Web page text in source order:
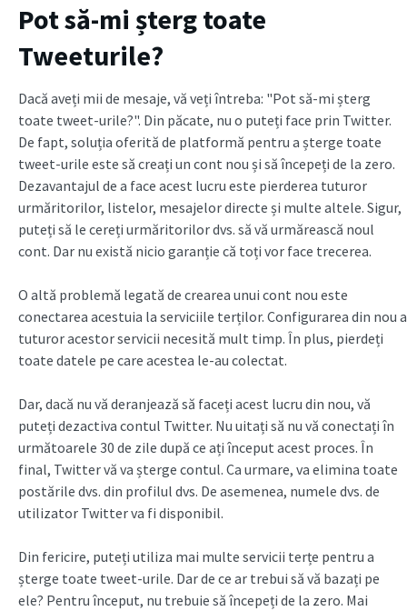
Pot să-mi șterg toate
Tweeturile?
Dacă aveți mii de mesaje, vă veți întreba: "Pot să-mi șterg
toate tweet-urile?". Din păcate, nu o puteți face prin Twitter.
De fapt, soluția oferită de platformă pentru a șterge toate
tweet-urile este să creați un cont nou și să începeți de la zero.
Dezavantajul de a face acest lucru este pierderea tuturor
urmăritorilor, listelor, mesajelor directe și multe altele. Sigur,
puteți să le cereți urmăritorilor dvs. să vă urmărească noul
cont. Dar nu există nicio garanție că toți vor face trecerea.
O altă problemă legată de crearea unui cont nou este
conectarea acestuia la serviciile terților. Configurarea din nou a
tuturor acestor servicii necesită mult timp. În plus, pierdeți
toate datele pe care acestea le-au colectat.
Dar, dacă nu vă deranjează să faceți acest lucru din nou, vă
puteți dezactiva contul Twitter. Nu uitați să nu vă conectați în
următoarele 30 de zile după ce ați început acest proces. În
final, Twitter vă va șterge contul. Ca urmare, va elimina toate
postările dvs. din profilul dvs. De asemenea, numele dvs. de
utilizator Twitter va fi disponibil.
Din fericire, puteți utiliza mai multe servicii terțe pentru a
șterge toate tweet-urile. Dar de ce ar trebui să vă bazați pe
ele? Pentru început, nu trebuie să începeți de la zero. Mai